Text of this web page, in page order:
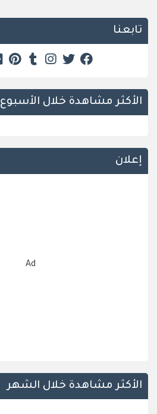
تابعنا
الأكثر مشاهدة خلال الأسبوع
إعلان
Ad
الأكثر مشاهدة خلال الشهر